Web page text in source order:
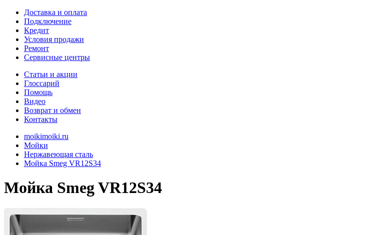
Доставка и оплата
Подключение
Кредит
Условия продажи
Ремонт
Сервисные центры
Статьи и акции
Глоссарий
Помощь
Видео
Возврат и обмен
Контакты
moikimoiki.ru
Мойки
Нержавеющая сталь
Мойка Smeg VR12S34
Мойка Smeg VR12S34